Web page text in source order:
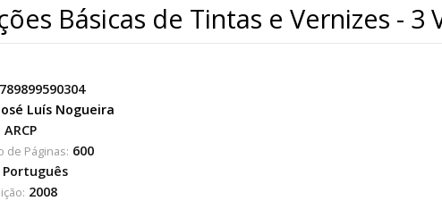
Básicas de Tintas e Vernizes - 3
Luís Nogueira
ARCP
de Páginas: 600
Português
2008